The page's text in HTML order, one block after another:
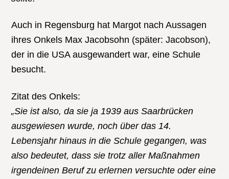
Auch in Regensburg hat Margot nach Aussagen
ihres Onkels Max Jacobsohn (später: Jacobson),
der in die USA ausgewandert war, eine Schule
besucht.
Zitat des Onkels:
„Sie ist also, da sie ja 1939 aus Saarbrücken
ausgewiesen wurde, noch über das 14.
Lebensjahr hinaus in die Schule gegangen, was
also bedeutet, dass sie trotz aller Maßnahmen
irgendeinen Beruf zu erlernen versuchte oder eine